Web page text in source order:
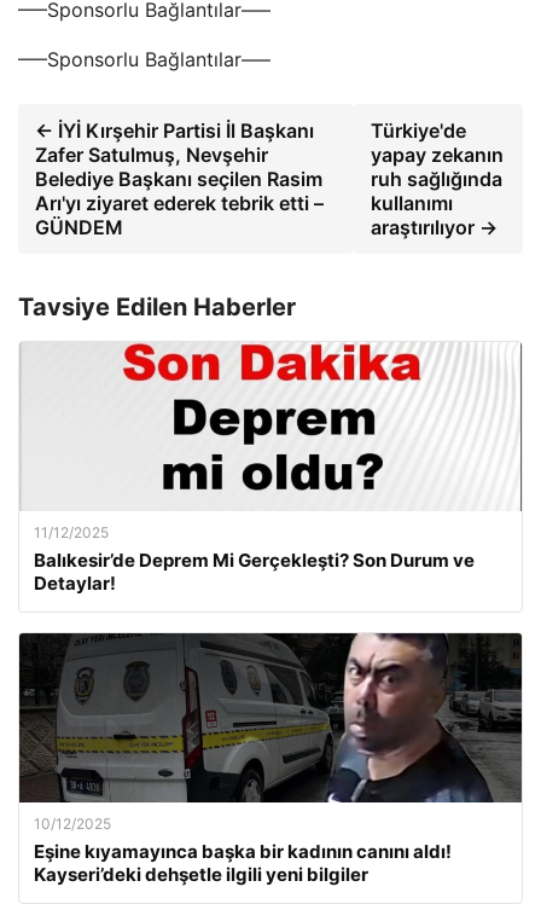
—–Sponsorlu Bağlantılar—–
—–Sponsorlu Bağlantılar—–
← İYİ Kırşehir Partisi İl Başkanı
Zafer Satulmuş, Nevşehir
Belediye Başkanı seçilen Rasim
Arı'yı ​​ziyaret ederek tebrik etti –
GÜNDEM
Türkiye'de
yapay zekanın
ruh sağlığında
kullanımı
araştırılıyor →
Tavsiye Edilen Haberler
11/12/2025
Balıkesir’de Deprem Mi Gerçekleşti? Son Durum ve
Detaylar!
10/12/2025
Eşine kıyamayınca başka bir kadının canını aldı!
Kayseri’deki dehşetle ilgili yeni bilgiler